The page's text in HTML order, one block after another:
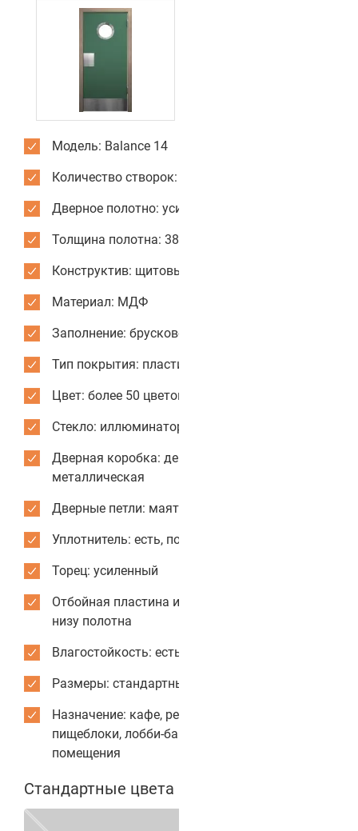
Модель: Balance 14
Количество створок: одностворчатые
Дверное полотно: усиленное
Толщина полотна: 38 мм
Конструктив: щитовые двери
Материал: МДФ
Заполнение: брусковое
Тип покрытия: пластик CPL
Цвет: более 50 цветов и текстур для отделки
Стекло: иллюминатор из нержавеющей стали
Дверная коробка: деревянная или
металлическая
Дверные петли: маятниковые усиленные
Уплотнитель: есть, по периметру коробки
Торец: усиленный
Отбойная пластина из нержавеющей стали: по
низу полотна
Влагостойкость: есть
Размеры: стандартные или индивидуальные
Назначение: кафе, рестораны, столовые,
пищеблоки, лобби-бары, служебные
помещения
Стандартные цвета полотен